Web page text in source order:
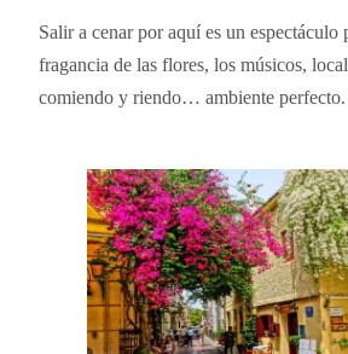
Salir a cenar por aquí es un espectáculo
fragancia de las flores, los músicos,
comiendo y riendo… ambiente perfecto.